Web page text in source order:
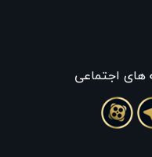
های اجتماعی